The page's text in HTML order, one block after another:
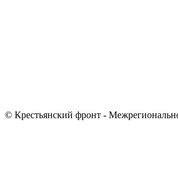
© Крестьянский фронт -